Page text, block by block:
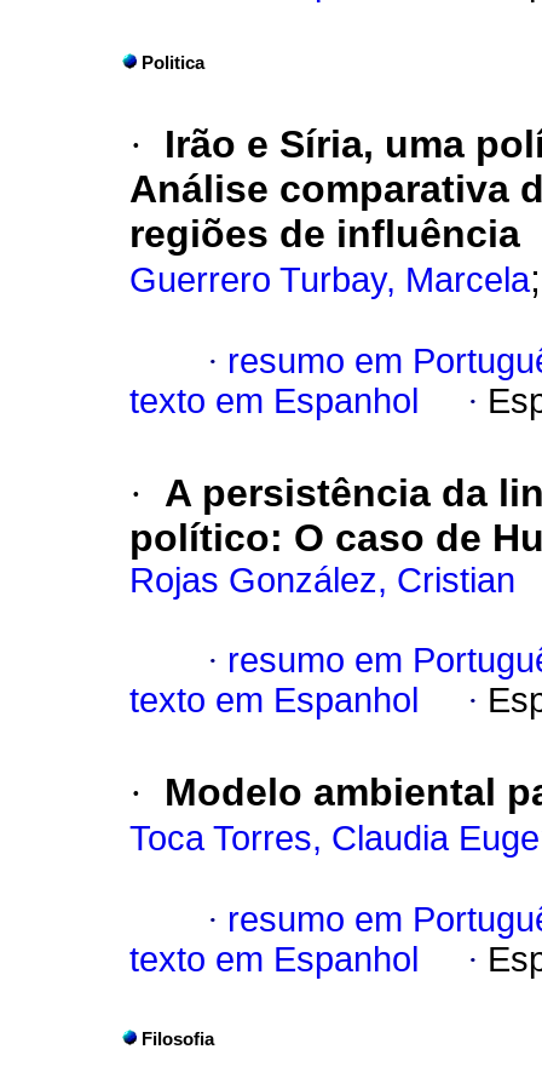
Politica
·
Irão e Síria, uma
Análise comparativa
regiões de influência
Guerrero Turbay, Marcela
· resumo em
texto em Espanhol
·
·
A persistência da
político: O caso de
Rojas González, Cristian
· resumo em
texto em Espanhol
·
· Modelo ambiental
Toca Torres, Claudia
· resumo em
texto em Espanhol
·
Filosofia